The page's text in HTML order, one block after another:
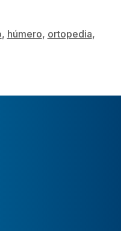
, húmero, ortopedia,